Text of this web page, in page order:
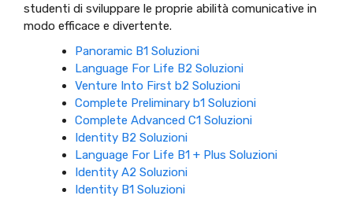
studenti di sviluppare le proprie abilità comunicative in
modo efficace e divertente.
Panoramic B1 Soluzioni
Language For Life B2 Soluzioni
Venture Into First b2 Soluzioni
Complete Preliminary b1 Soluzioni
Complete Advanced C1 Soluzioni
Identity B2 Soluzioni
Language For Life B1 + Plus Soluzioni
Identity A2 Soluzioni
Identity B1 Soluzioni